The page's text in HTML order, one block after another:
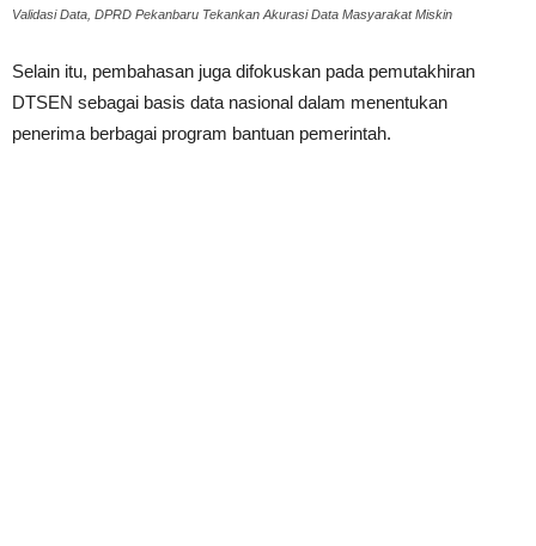
Validasi Data, DPRD Pekanbaru Tekankan Akurasi Data Masyarakat Miskin
Selain itu, pembahasan juga difokuskan pada pemutakhiran
DTSEN sebagai basis data nasional dalam menentukan
penerima berbagai program bantuan pemerintah.